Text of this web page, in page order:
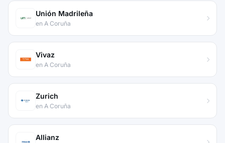
Unión Madrileña
en A Coruña
Vivaz
en A Coruña
Zurich
en A Coruña
Allianz